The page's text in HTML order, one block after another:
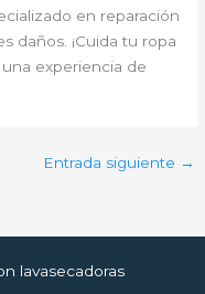
en reparación
daños. ¡Cuida tu ropa
experiencia de
Entrada siguiente →
lavasecadoras